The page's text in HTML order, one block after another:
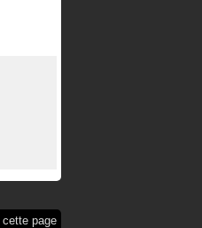
cette page